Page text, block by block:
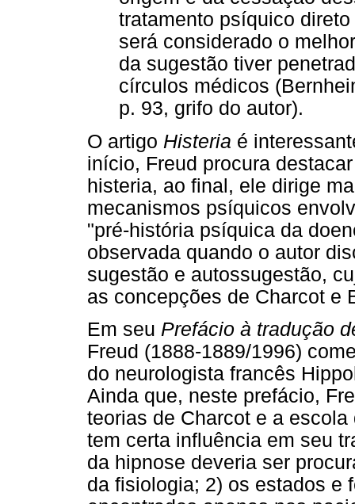
tratamento psíquico
será considerado o
da sugestão tiver
círculos médicos
p. 93, grifo do autor).
O artigo Histeria é
início, Freud procura
histeria, ao final, ele dirige
mecanismos psíquicos
"pré-história psíquica da
observada quando o autor
sugestão e autossugestão,
as concepções de Charcot e
Em seu Prefácio à tradução
Freud (1888-1889/1996)
do neurologista francês
Ainda que, neste prefácio,
teorias de Charcot e a
tem certa influência em seu
da hipnose deveria ser
da fisiologia; 2) os estados e